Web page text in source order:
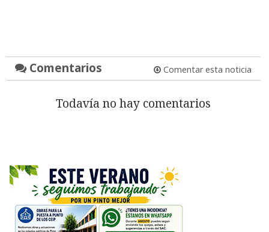
Comentarios Comentar esta noticia
Todavía no hay comentarios